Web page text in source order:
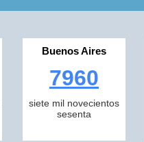
Buenos Aires
7960
siete mil novecientos
sesenta